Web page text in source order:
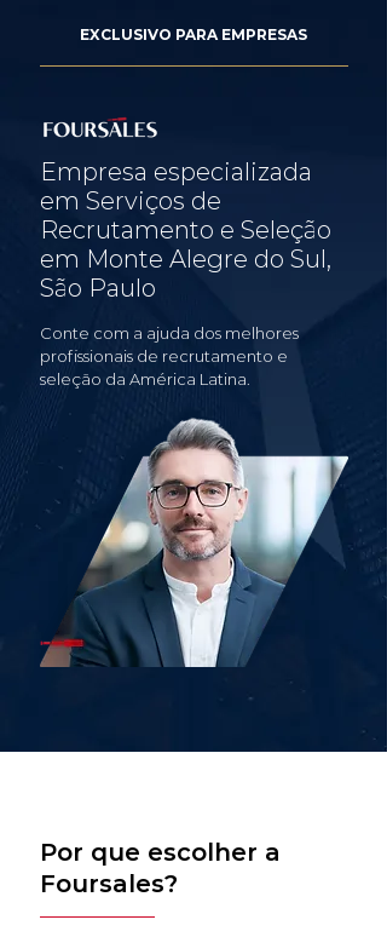
EXCLUSIVO PARA EMPRESAS
Empresa especializada
em Serviços de
Recrutamento e Seleção
em Monte Alegre do Sul,
São Paulo
Conte com a ajuda dos melhores
profissionais de recrutamento e
seleção da América Latina.
Por que escolher a
Foursales?